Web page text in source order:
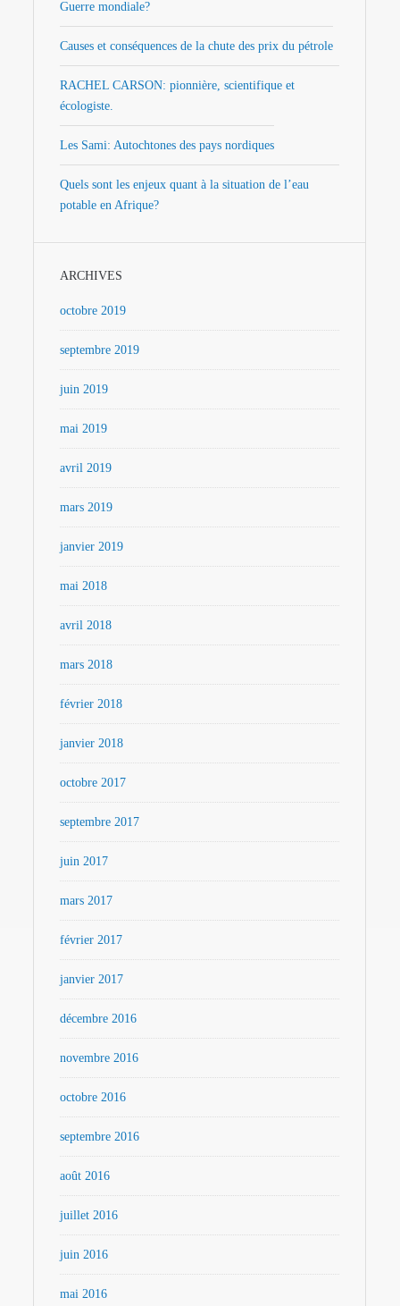
Guerre mondiale?
Causes et conséquences de la chute des prix du pétrole
RACHEL CARSON: pionnière, scientifique et
écologiste.
Les Sami: Autochtones des pays nordiques
Quels sont les enjeux quant à la situation de l’eau
potable en Afrique?
ARCHIVES
octobre 2019
septembre 2019
juin 2019
mai 2019
avril 2019
mars 2019
janvier 2019
mai 2018
avril 2018
mars 2018
février 2018
janvier 2018
octobre 2017
septembre 2017
juin 2017
mars 2017
février 2017
janvier 2017
décembre 2016
novembre 2016
octobre 2016
septembre 2016
août 2016
juillet 2016
juin 2016
mai 2016